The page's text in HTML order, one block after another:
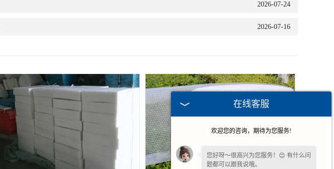
2026-07-24
2026-07-16
在线客服
欢迎您的咨询，期待为您服务!
您好呀～很高兴为您服务！😊 有什么问
题都可以跟我说哦。